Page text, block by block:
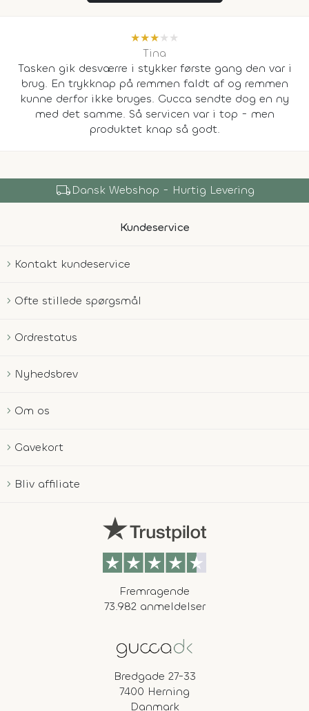
★★★★★
Tina
Tasken gik desværre i stykker første gang den var i
brug. En trykknap på remmen faldt af og remmen
kunne derfor ikke bruges. Gucca sendte dog en ny
med det samme. Så servicen var i top - men
produktet knap så godt.
local_shippingDansk Webshop - Hurtig Levering
Kundeservice
Kontakt kundeservice
Ofte stillede spørgsmål
Ordrestatus
Nyhedsbrev
Om os
Gavekort
Bliv affiliate
Fremragende
73.982 anmeldelser
Bredgade 27-33
7400 Herning
Danmark